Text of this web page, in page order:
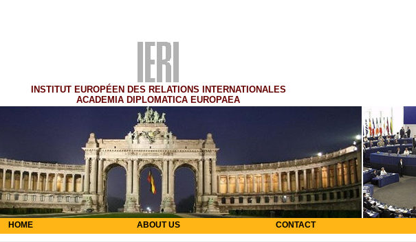
INSTITUT EUROPÉEN DES RELATIONS INTERNATIONALES
ACADEMIA DIPLOMATICA EUROPAEA
HOME ABOUT US CONTACT